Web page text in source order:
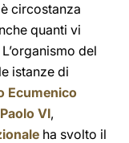
circostanza
quanti vi
del
istanze di
Ecumenico
VI,
ha svolto il